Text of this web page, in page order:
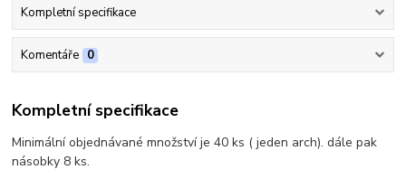
Kompletní specifikace
Komentáře 0
Kompletní specifikace
Minimální objednávané množství je 40 ks ( jeden arch). dále pak
násobky 8 ks.